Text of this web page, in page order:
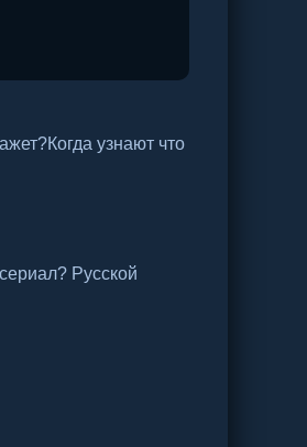
узнают что
Русской